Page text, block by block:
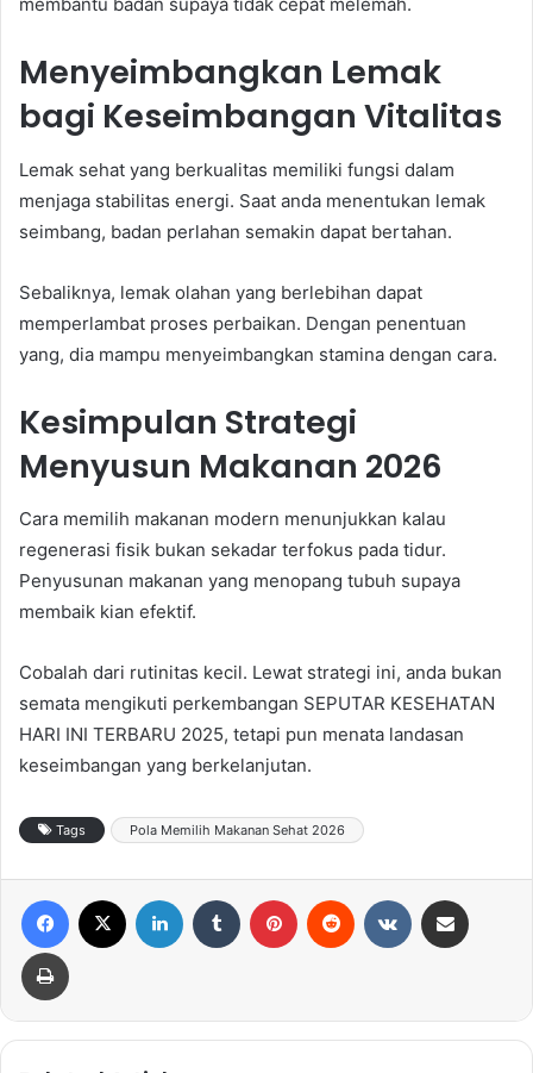
membantu badan supaya tidak cepat melemah.
Menyeimbangkan Lemak
bagi Keseimbangan Vitalitas
Lemak sehat yang berkualitas memiliki fungsi dalam
menjaga stabilitas energi. Saat anda menentukan lemak
seimbang, badan perlahan semakin dapat bertahan.
Sebaliknya, lemak olahan yang berlebihan dapat
memperlambat proses perbaikan. Dengan penentuan
yang, dia mampu menyeimbangkan stamina dengan cara.
Kesimpulan Strategi
Menyusun Makanan 2026
Cara memilih makanan modern menunjukkan kalau
regenerasi fisik bukan sekadar terfokus pada tidur.
Penyusunan makanan yang menopang tubuh supaya
membaik kian efektif.
Cobalah dari rutinitas kecil. Lewat strategi ini, anda bukan
semata mengikuti perkembangan SEPUTAR KESEHATAN
HARI INI TERBARU 2025, tetapi pun menata landasan
keseimbangan yang berkelanjutan.
Tags Pola Memilih Makanan Sehat 2026